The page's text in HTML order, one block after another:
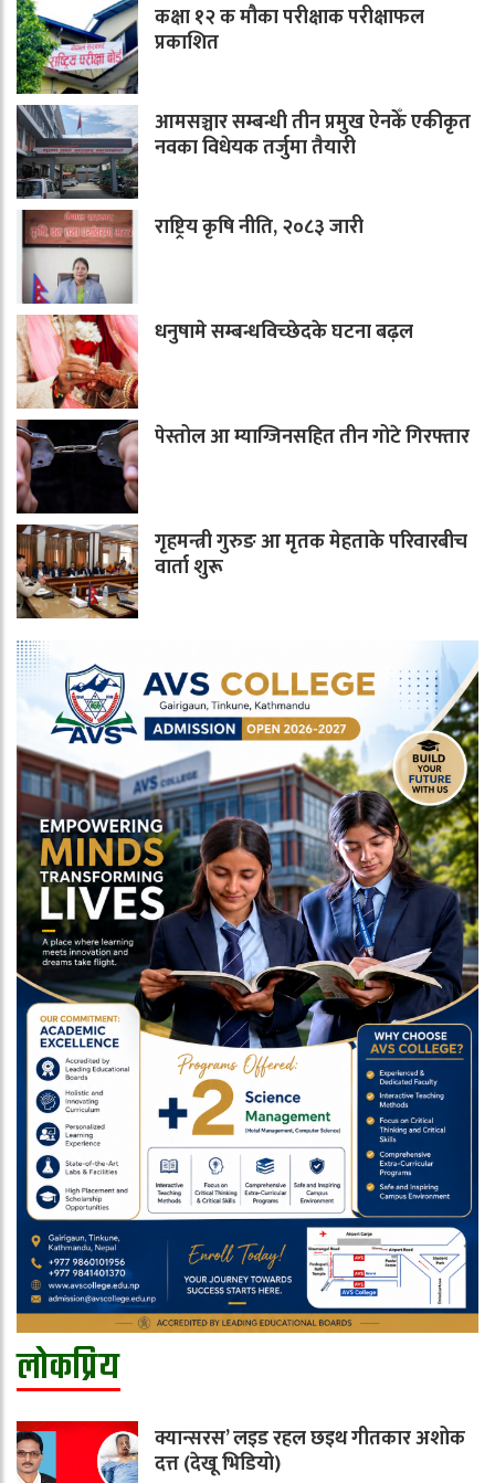
कक्षा १२ क मौका परीक्षाक परीक्षाफल
प्रकाशित
आमसञ्चार सम्बन्धी तीन प्रमुख ऐनकेँ एकीकृत
नवका विधेयक तर्जुमा तैयारी
राष्ट्रिय कृषि नीति, २०८३ जारी
धनुषामे सम्बन्धविच्छेदके घटना बढ़ल
पेस्तोल आ म्याग्जिनसहित तीन गोटे गिरफ्तार
गृहमन्त्री गुरुङ आ मृतक मेहताके परिवारबीच
वार्ता शुरू
लोकप्रिय
क्यान्सरस’ लइड रहल छइथ गीतकार अशोक
दत्त (देखू भिडियो)